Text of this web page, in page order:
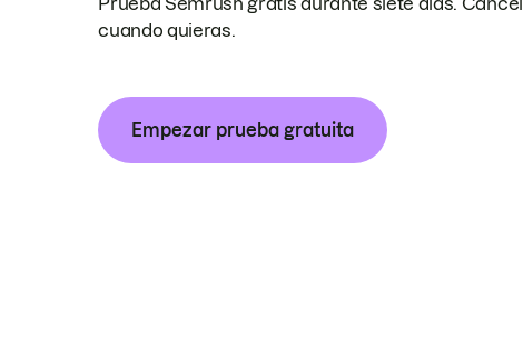
cuando quieras.
Empezar prueba gratuita